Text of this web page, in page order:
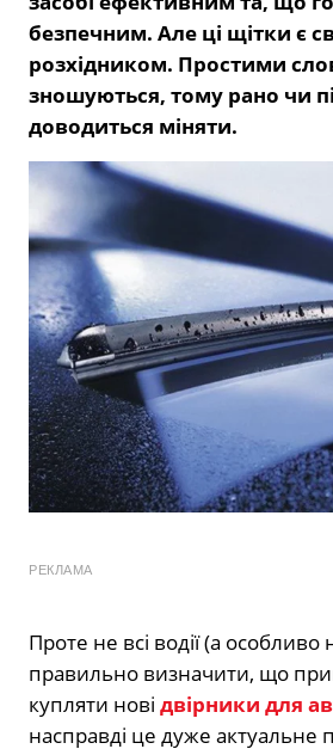
безпечним. Але ці щітки є
розхідником. Простими
зношуються, тому рано чи
доводиться міняти.
РЕКЛАМА
Проте не всі водії (а
правильно визначити, що
купляти нові двірники для
насправді це дуже актуальне